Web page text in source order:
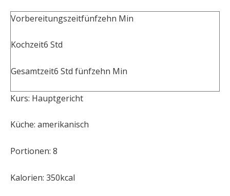
Vorbereitungszeitfünfzehn Min
Kochzeit6 Std
Gesamtzeit6 Std fünfzehn Min
Kurs: Hauptgericht
Küche: amerikanisch
Portionen: 8
Kalorien: 350kcal